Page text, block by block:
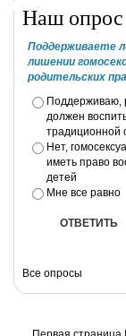
Наш опрос
Поддерживаете
лишении
родительских
Поддерживаю,
должен
традиционной
Нет,
иметь право
детей
Мне все равно
Все опросы